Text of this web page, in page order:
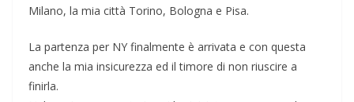
Milano, la mia città Torino, Bologna e Pisa.
La partenza per NY finalmente è arrivata e con questa
anche la mia insicurezza ed il timore di non riuscire a
finirla.